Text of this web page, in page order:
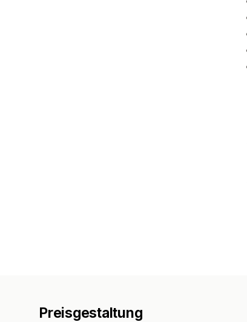
Preisgestaltung